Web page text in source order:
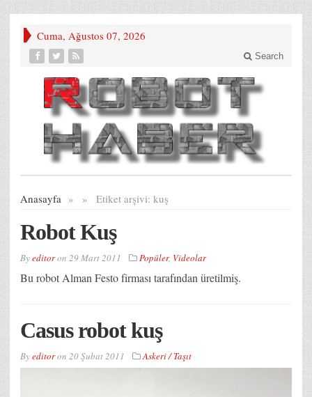
Cuma, Ağustos 07, 2026
Search
Anasayfa » Etiket arşivi:
» kuş
Robot Kuş
Byeditoron 29 Mart 2011 Popüler, Videolar
Bu robot Alman Festo firması tarafından üretilmiş.
Casus robot kuş
Byeditoron 20 Şubat 2011 Askeri / Taşıt